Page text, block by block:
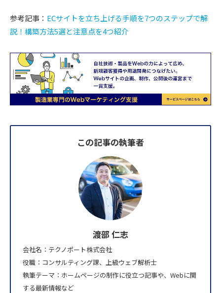
参考記事： ECサイトを立ち上げる手順を7つのステップで解
説！構築方法5選と注意点を4つ紹介
この記事の執筆者
渡部 仁志
会社名：テクノポート株式会社
役職：コンサルティング課、上級ウェブ解析士
執筆テーマ：ホームページの制作に役立つ記事や、Webに関
する最新情報など